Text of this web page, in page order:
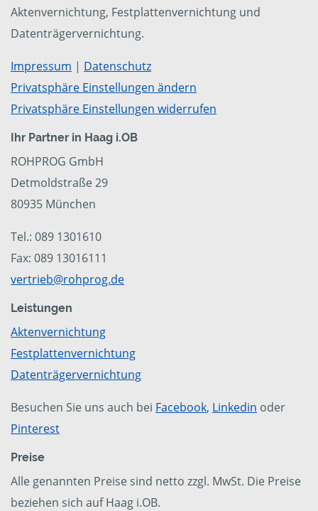
Aktenvernichtung, Festplattenvernichtung und
Datenträgervernichtung.
Impressum | Datenschutz
Privatsphäre Einstellungen ändern
Privatsphäre Einstellungen widerrufen
Ihr Partner in Haag i.OB
ROHPROG GmbH
Detmoldstraße 29
80935 München
Tel.: 089 1301610
Fax: 089 13016111
vertrieb@rohprog.de
Leistungen
Aktenvernichtung
Festplattenvernichtung
Datenträgervernichtung
Besuchen Sie uns auch bei Facebook, Linkedin oder
Pinterest
Preise
Alle genannten Preise sind netto zzgl. MwSt. Die Preise
beziehen sich auf Haag i.OB.